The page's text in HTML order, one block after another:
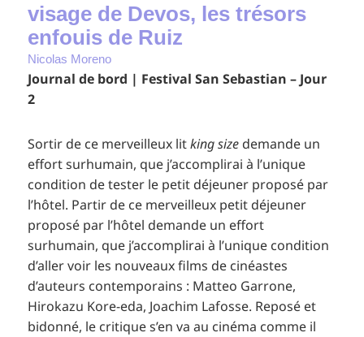
visage de Devos, les trésors
enfouis de Ruiz
Nicolas Moreno
Journal de bord | Festival San Sebastian – Jour
2
Sortir de ce merveilleux litking size demande un
effort surhumain, que j’accomplirai à l’unique
condition de tester le petit déjeuner proposé par
l’hôtel. Partir de ce merveilleux petit déjeuner
proposé par l’hôtel demande un effort
surhumain, que j’accomplirai à l’unique condition
d’aller voir les nouveaux films de cinéastes
d’auteurs contemporains : Matteo Garrone,
Hirokazu Kore-eda, Joachim Lafosse. Reposé et
bidonné, le critique s’en va au cinéma comme il